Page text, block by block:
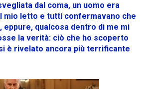
dal coma, un uomo era
mio letto e tutti confermavano che
qualcosa dentro di me mi
la verità: ciò che ho scoperto
è rivelato ancora più terrificante